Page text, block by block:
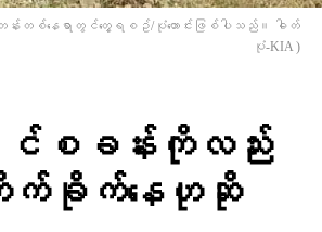
န်းတစ်​နေရာတွင်​တွေ့ရစဥ်/ပုံ​ဟောင်းဖြစ်ပါသည်။ ဓါတ်
ပုံ-KIA )
င်စခန်းကိုလည်း
ခိုက်နေဟုဆို